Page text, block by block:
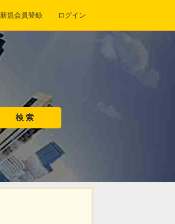
新規会員登録 ログイン